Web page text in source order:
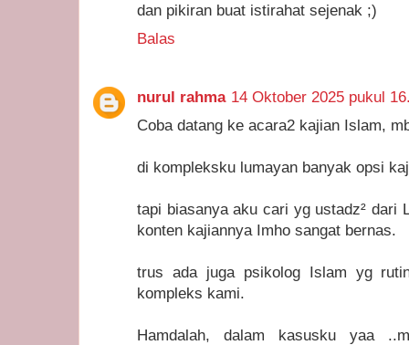
dan pikiran buat istirahat sejenak ;)
Balas
nurul rahma 14 Oktober 2025 pukul
Coba datang ke acara2 kajian Islam,
di kompleksku lumayan banyak opsi
tapi biasanya aku cari yg ustadz² dari
konten kajiannya Imho sangat bernas.
trus ada juga psikolog Islam yg
kompleks kami.
Hamdalah, dalam kasusku yaa